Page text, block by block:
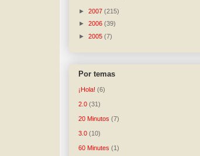
► 2007 (215)
► 2006 (39)
► 2005 (7)
Por temas
¡Hola! (6)
2.0 (31)
20 Minutos (7)
3.0 (10)
60 Minutes (1)